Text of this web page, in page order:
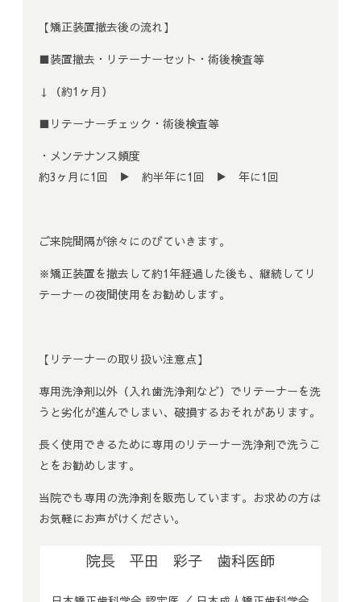
【矯正装置撤去後の流れ】
■装置撤去・リテーナーセット・術後検査等
↓（約1ヶ月）
■リテーナーチェック・術後検査等
・メンテナンス頻度
約3ヶ月に1回 ▶ 約半年に1回 ▶ 年に1回
ご来院間隔が徐々にのびていきます。
※矯正装置を撤去して約1年経過した後も、継続してリ
テーナーの夜間使用をお勧めします。
【リテーナーの取り扱い注意点】
専用洗浄剤以外（入れ歯洗浄剤など）でリテーナーを洗
うと劣化が進んでしまい、破損するおそれがあります。
長く使用できるために専用のリテーナー洗浄剤で洗うこ
とをお勧めします。
当院でも専用の洗浄剤を販売しています。お求めの方は
お気軽にお声がけください。
院長 平田 彩子 歯科医師